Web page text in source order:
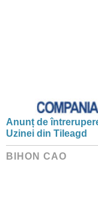
Anunț de
Uzinei din Tileagd
BIHON CAO